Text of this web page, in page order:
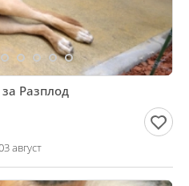
Разплод
август